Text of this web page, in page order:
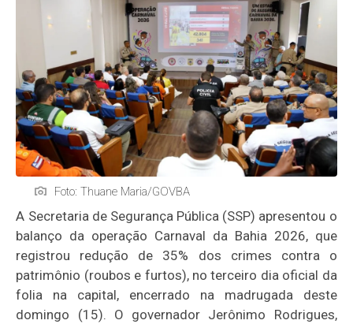
Foto: Thuane Maria/GOVBA
A Secretaria de Segurança Pública (SSP) apresentou o
balanço da operação Carnaval da Bahia 2026, que
registrou redução de 35% dos crimes contra o
patrimônio (roubos e furtos), no terceiro dia oficial da
folia na capital, encerrado na madrugada deste
domingo (15). O governador Jerônimo Rodrigues,